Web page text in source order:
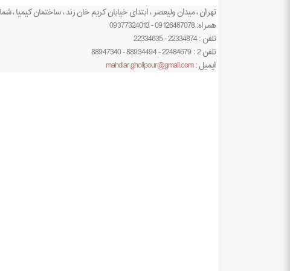
تهران ، میدان ولیعصر ، ابتدای خیابان کریم خان زند ، ساختمان کیمیا ، شماره 308 ، طبقه 6 ،
همراه: 09126467078 - 09377324013
تلفن : 22334874 - 22334635
تلفن 2 : 22484679 - 88934494 - 88947340
ایمیل :mahdiar.gholipour@gmail.com